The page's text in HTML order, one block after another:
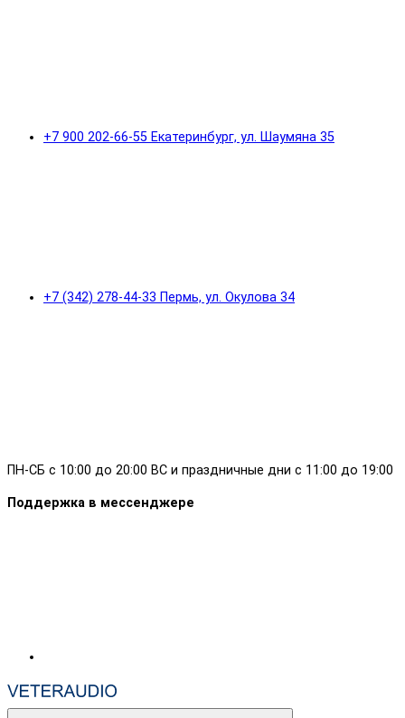
+7 900 202-66-55 Екатеринбург, ул. Шаумяна 35
+7 (342) 278-44-33 Пермь, ул. Окулова 34
ПН-СБ с 10:00 до 20:00 ВС и праздничные дни с 11:00 до 19:00
Поддержка в мессенджере